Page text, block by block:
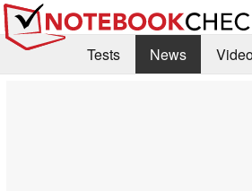
Tests News